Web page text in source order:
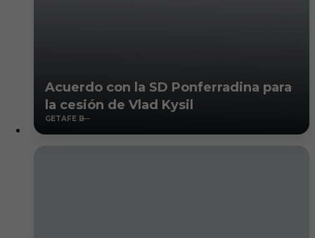
Acuerdo con la SD Ponferradina para
la cesión de Vlad Kysil
GETAFE B